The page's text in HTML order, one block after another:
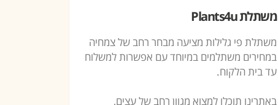
משתלת Plants4u
משתלת פי גלילות מציעה מבחר רחב של צמחיה
במחירים משתלמים במיוחד עם אפשרות למשלוח
עד בית הלקוח.
באתרינו תוכלו למצוא מגוון רחב של עצים,